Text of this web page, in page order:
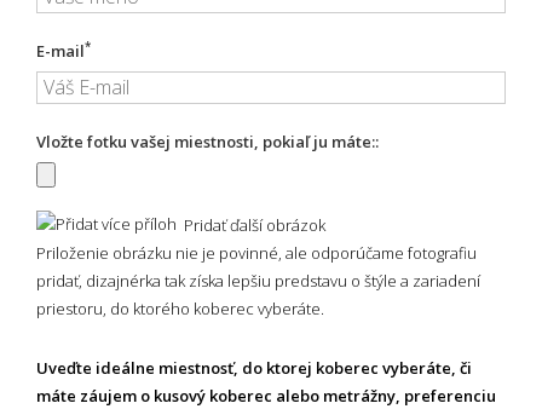
E-mail*
Vložte fotku vašej miestnosti, pokiaľ ju máte::
Pridať ďalší obrázok
Priloženie obrázku nie je povinné, ale odporúčame fotografiu
pridať, dizajnérka tak získa lepšiu predstavu o štýle a zariadení
priestoru, do ktorého koberec vyberáte.
Uveďte ideálne miestnosť, do ktorej koberec vyberáte, či
máte záujem o kusový koberec alebo metrážny, preferenciu